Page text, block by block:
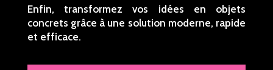
Enfin, transformez vos idées en objets
concrets grâce à une solution moderne, rapide
et efficace.